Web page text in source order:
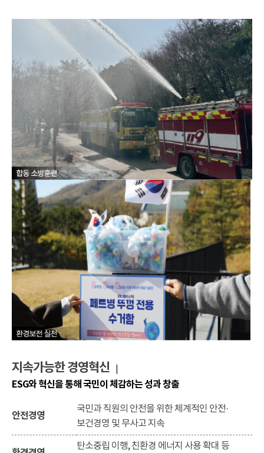
지속가능한 경영혁신
ESG와 혁신을 통해 국민이 체감하는 성과 창출
안전경영
국민과 직원의 안전을 위한 체계적인 안전·
보건경영 및 무사고 지속
탄소중립 이행, 친환경 에너지 사용 확대 등